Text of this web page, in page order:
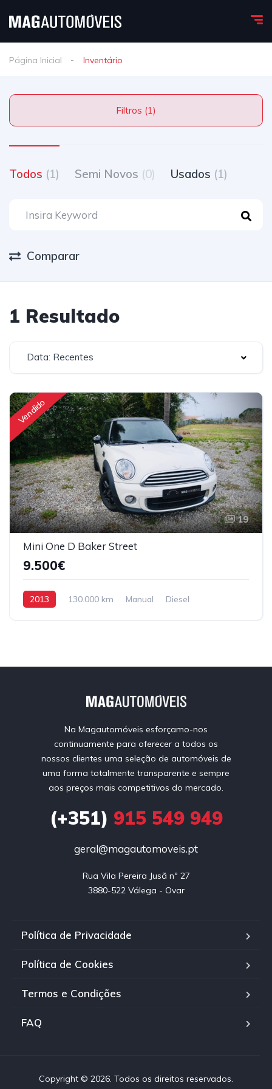
Página Inicial Inventário
Filtros (1)
Todos (1) Semi Novos (0) Usados (1)
Comparar
1 Resultado
Data: Recentes
Vendido
19
Mini One D Baker Street
9.500€
2013 130.000 km Manual
Diesel
Na Magautomóveis esforçamo-nos
continuamente para oferecer a todos os
nossos clientes uma seleção de automóveis de
uma forma totalmente transparente e sempre
aos preços mais competitivos do mercado.
(+351) 915 549 949
geral@magautomoveis.pt
Rua Vila Pereira Jusã nº 27
3880-522 Válega - Ovar
Política de Privacidade
Política de Cookies
Termos e Condições
FAQ
Copyright © 2026. Todos os direitos reservados.